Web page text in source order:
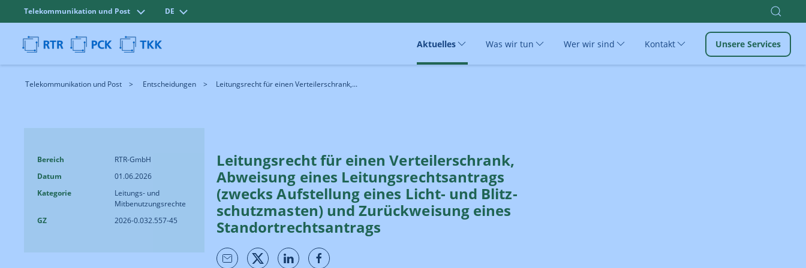
Telekommunikation und Post DE
Aktuelles Was wir tun Wer wir sind Kontakt Unsere Services
Telekommunikation und Post Entscheidungen Leitungs­recht für einen Verteiler­schrank,...
Bereich
RTR-GmbH
Datum
01.06.2026
Kategorie
Leitungs- und
Mitbenutzungsrechte
GZ
2026-0.032.557-45
Leitungs­recht für einen Verteiler­schrank,
Abweisung eines Leitungs­rechts­antrags
(zwecks Aufstellung eines Licht- und Blitz­
schutz­masten) und Zurück­weisung eines
Standort­rechts­antrags